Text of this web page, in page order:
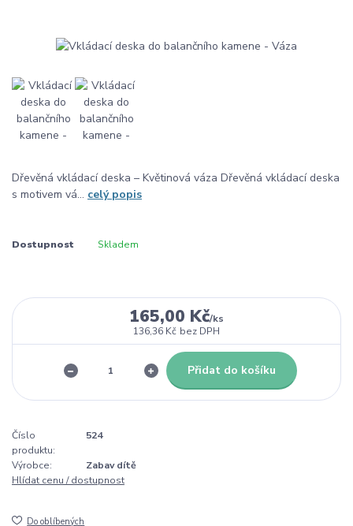
Dřevěná vkládací deska – Květinová váza Dřevěná vkládací deska
s motivem vá... celý popis
Dostupnost Skladem
165,00 Kč/ks
136,36 Kč bez DPH
Přidat do košíku
Číslo
produktu:
524
Výrobce:
Zabav dítě
Hlídat cenu / dostupnost
Do oblíbených